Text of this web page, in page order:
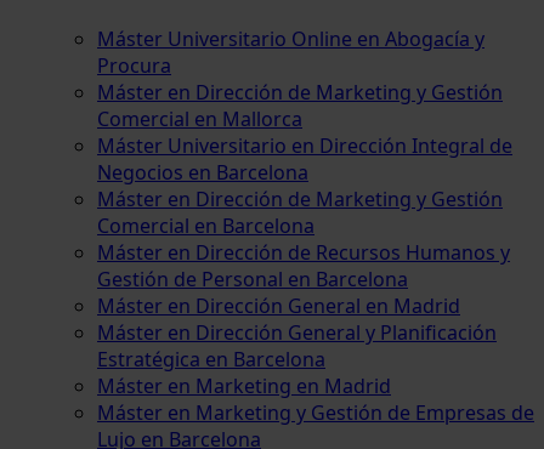
Máster Universitario Online en Abogacía y
Procura
Máster en Dirección de Marketing y Gestión
Comercial en Mallorca
Máster Universitario en Dirección Integral de
Negocios en Barcelona
Máster en Dirección de Marketing y Gestión
Comercial en Barcelona
Máster en Dirección de Recursos Humanos y
Gestión de Personal en Barcelona
Máster en Dirección General en Madrid
Máster en Dirección General y Planificación
Estratégica en Barcelona
Máster en Marketing en Madrid
Máster en Marketing y Gestión de Empresas de
Lujo en Barcelona